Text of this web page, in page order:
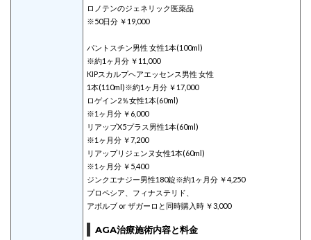
ロノテンのジェネリック医薬品
※50日分 ￥19,000
パントスチン男性 女性1本(100ml)
※約1ヶ月分 ￥11,000
KIPスカルプヘアエッセンス男性 女性
1本(110ml)※約1ヶ月分 ￥17,000
ロゲイン2％女性1本(60ml)
※1ヶ月分 ￥6,000
リアップX5プラス男性1本(60ml)
※1ヶ月分 ￥7,200
リアップリジェンヌ女性1本(60ml)
※1ヶ月分 ￥5,400
ジンクエナジー男性180錠※約1ヶ月分 ￥4,250
プロペシア、フィナステリド、
アボルブ or ザガーロと同時購入時 ￥3,000
AGA治療施術内容と料金